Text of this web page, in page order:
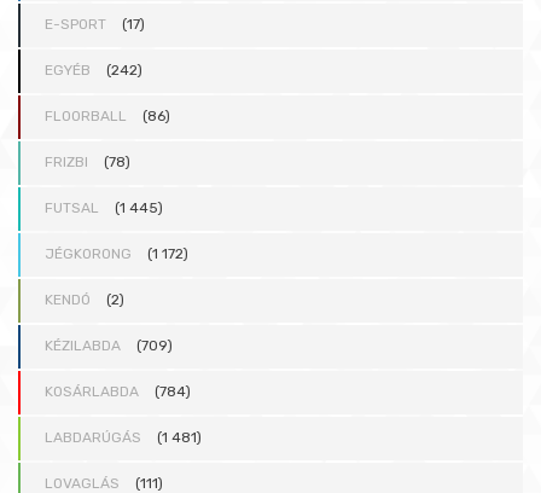
:
E-SPORT (17)
EGYÉB (242)
FLOORBALL (86)
FRIZBI (78)
FUTSAL (1 445)
JÉGKORONG (1 172)
KENDÓ (2)
KÉZILABDA (709)
KOSÁRLABDA (784)
LABDARÚGÁS (1 481)
LOVAGLÁS (111)